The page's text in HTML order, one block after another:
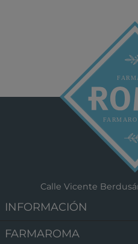
Calle Vicente
INFORMACIÓN
FARMAROMA